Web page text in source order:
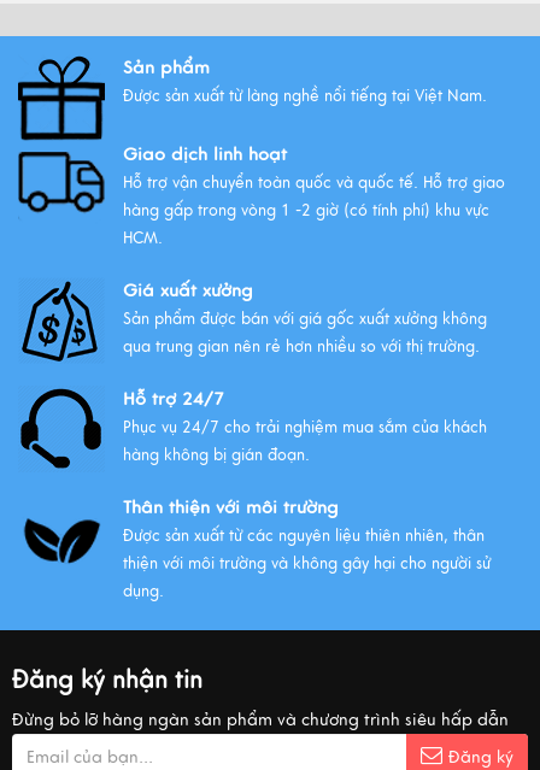
Sản phẩm
Được sản xuất từ làng nghề nổi tiếng tại Việt Nam.
Giao dịch linh hoạt
Hỗ trợ vận chuyển toàn quốc và quốc tế. Hỗ trợ giao
hàng gấp trong vòng 1 -2 giờ (có tính phí) khu vực
HCM.
Giá xuất xưởng
Sản phẩm được bán với giá gốc xuất xưởng không
qua trung gian nên rẻ hơn nhiều so với thị trường.
Hỗ trợ 24/7
Phục vụ 24/7 cho trải nghiệm mua sắm của khách
hàng không bị gián đoạn.
Thân thiện với môi trường
Được sản xuất từ các nguyên liệu thiên nhiên, thân
thiện với môi trường và không gây hại cho người sử
dụng.
Đăng ký nhận tin
Đừng bỏ lỡ hàng ngàn sản phẩm và chương trình siêu hấp dẫn
Đăng ký